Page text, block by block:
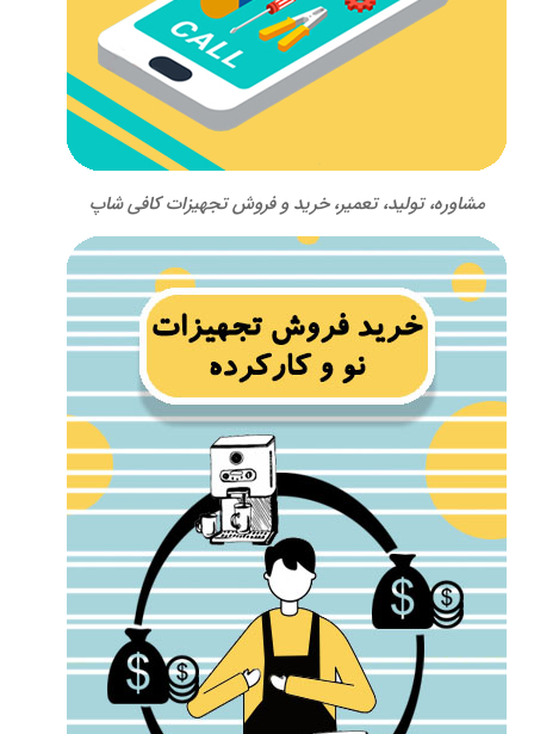
مشاوره، تولید، تعمیر، خرید و فروش تجهیزات کافی شاپ